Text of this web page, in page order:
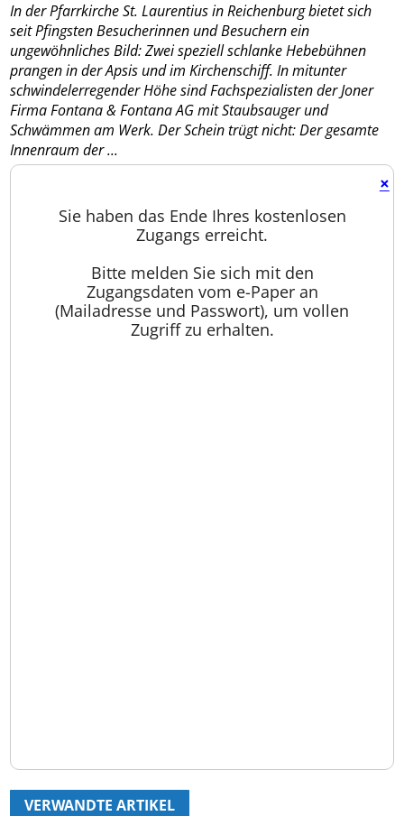
In der Pfarrkirche St. Laurentius in Reichenburg bietet sich
seit Pfingsten Besucherinnen und Besuchern ein
ungewöhnliches Bild: Zwei speziell schlanke Hebebühnen
prangen in der Apsis und im Kirchenschiff. In mitunter
schwindelerregender Höhe sind Fachspezialisten der Joner
Firma Fontana & Fontana AG mit Staubsauger und
Schwämmen am Werk. Der Schein trügt nicht: Der gesamte
Innenraum der ...
×
Sie haben das Ende Ihres kostenlosen
Zugangs erreicht.
Bitte melden Sie sich mit den
Zugangsdaten vom e-Paper an
(Mailadresse und Passwort), um vollen
Zugriff zu erhalten.
VERWANDTE ARTIKEL